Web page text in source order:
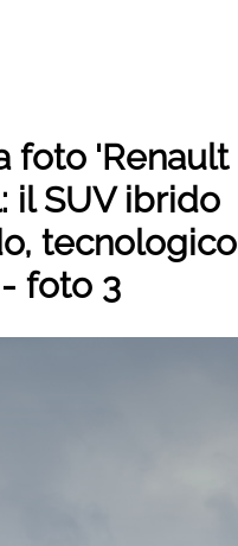
foto 'Renault
il SUV ibrido
foto 3